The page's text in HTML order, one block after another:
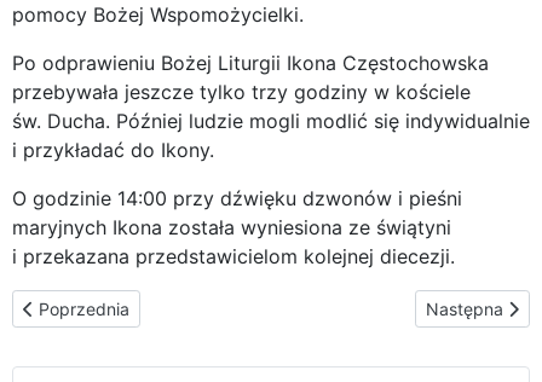
pomocy Bożej Wspomożycielki.
Po odprawieniu Bożej Liturgii Ikona Częstochowska
przebywała jeszcze tylko trzy godziny w kościele
św. Ducha. Później ludzie mogli modlić się indywidualnie
i przykładać do Ikony.
O godzinie 14:00 przy dźwięku dzwonów i pieśni
maryjnych Ikona została wyniesiona ze świątyni
i przekazana przedstawicielom kolejnej diecezji.
Poprzednia strona: Podróżująca Ikona Matki Bożej
Poprzednia Następna
Następna